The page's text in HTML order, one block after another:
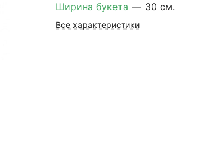
Ширина букета — 30 см.
Все характеристики